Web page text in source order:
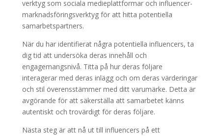
verktyg som sociala medieplattformar och influencer-
marknadsföringsverktyg för att hitta potentiella
samarbetspartners.
När du har identifierat några potentiella influencers, ta
dig tid att undersöka deras innehåll och
engagemangsnivå. Titta på hur deras följare
interagerar med deras inlägg och om deras värderingar
och stil överensstämmer med ditt varumärke. Detta är
avgörande för att säkerställa att samarbetet känns
autentiskt och trovärdigt för deras följare.
Nästa steg är att nå ut till influencers på ett